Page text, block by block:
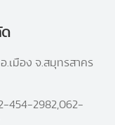
ด
.เมือง จ.สมุทรสาคร
454-2982,062-